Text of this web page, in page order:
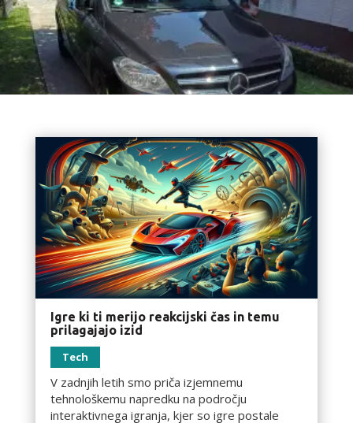
Igre ki ti merijo reakcijski čas in temu
prilagajajo izid
Tech
V zadnjih letih smo priča izjemnemu
tehnološkemu napredku na področju
interaktivnega igranja, kjer so igre postale